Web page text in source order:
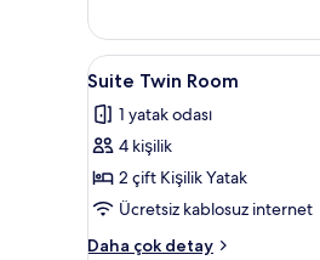
Suite
Twin
Room
için
tüm
fotoğrafları
görün
5
Suite Twin Room
1 yatak odası
4 kişilik
2 çift Kişilik Yatak
Ücretsiz kablosuz internet
Daha çok detay
Suite